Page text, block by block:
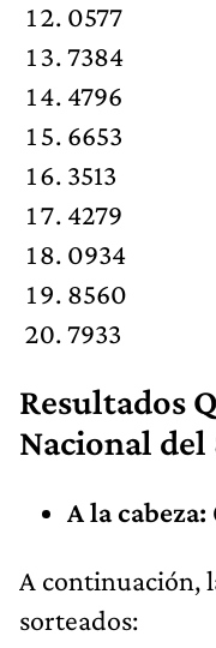
0577
7384
4796
6653
3513
4279
0934
8560
7933
Resultados
Nacional del
A la cabeza:
​A continuación,
sorteados: